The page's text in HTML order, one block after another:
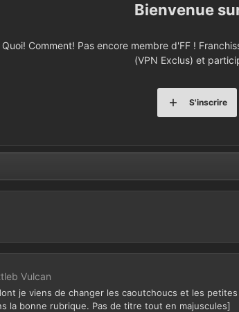
Quoi! Comment! Pas encore membre d'FF !
(VPN Exclus) et
S'inscrire
Vulcan
je viens de changer les caoutchoucs et les
la bonne rubrique. Pas de titre tout en majuscules]